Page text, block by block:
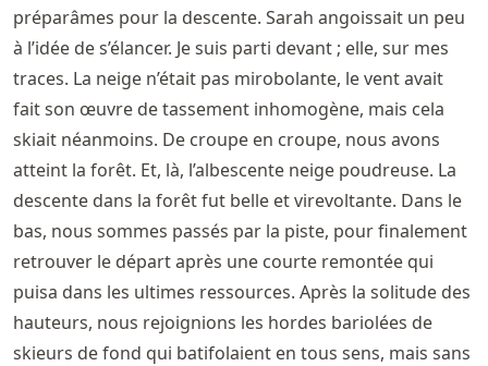
préparâmes pour la descente. Sarah angoissait un peu
à l’idée de s’élancer. Je suis parti devant ; elle, sur mes
traces. La neige n’était pas mirobolante, le vent avait
fait son œuvre de tassement inhomogène, mais cela
skiait néanmoins. De croupe en croupe, nous avons
atteint la forêt. Et, là, l’albescente neige poudreuse. La
descente dans la forêt fut belle et virevoltante. Dans le
bas, nous sommes passés par la piste, pour finalement
retrouver le départ après une courte remontée qui
puisa dans les ultimes ressources. Après la solitude des
hauteurs, nous rejoignions les hordes bariolées de
skieurs de fond qui batifolaient en tous sens, mais sans